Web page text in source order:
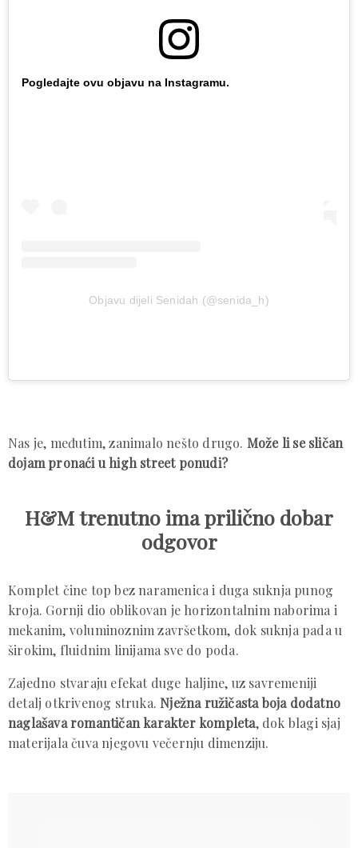
Pogledajte ovu objavu na Instagramu.
Objavu dijeli Senidah (@senida_h)
Nas je, međutim, zanimalo nešto drugo. Može li se sličan
dojam pronaći u high street ponudi?
H&M trenutno ima prilično dobar
odgovor
Komplet čine top bez naramenica i duga suknja punog
kroja. Gornji dio oblikovan je horizontalnim naborima i
mekanim, voluminoznim završetkom, dok suknja pada u
širokim, fluidnim linijama sve do poda.
Zajedno stvaraju efekat duge haljine, uz savremeniji
detalj otkrivenog struka.Nježna ružičasta boja dodatno
naglašava romantičan karakter kompleta, dok blagi sjaj
materijala čuva njegovu večernju dimenziju.